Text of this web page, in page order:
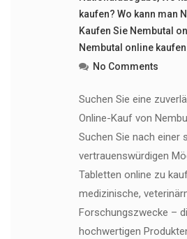
kaufen? Wo kann man
Kaufen Sie Nembutal
Nembutal online kaufen
No Comments
Suchen Sie eine
Online-Kauf von
Suchen Sie nach einer
vertrauenswürdigen
Tabletten online zu
medizinische,
Forschungszwecke –
hochwertigen